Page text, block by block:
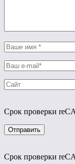
Срок проверки
Срок проверки